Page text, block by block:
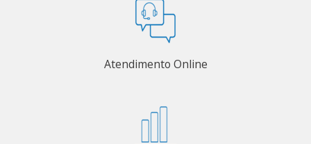
Atendimento Online